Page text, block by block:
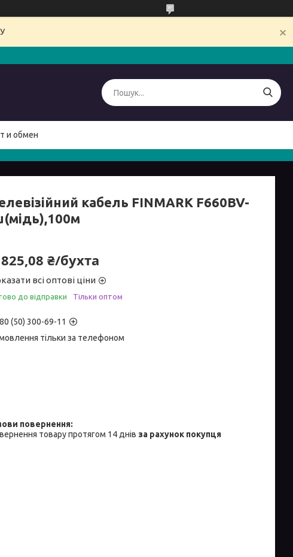
и обмен
кабель FINMARK F660BV-
₴/бухта
всі оптові ціни
до відправки Тільки оптом
(50) 300-69-11
тільки за телефоном
товару протягом 14 днів за рахунок покупця